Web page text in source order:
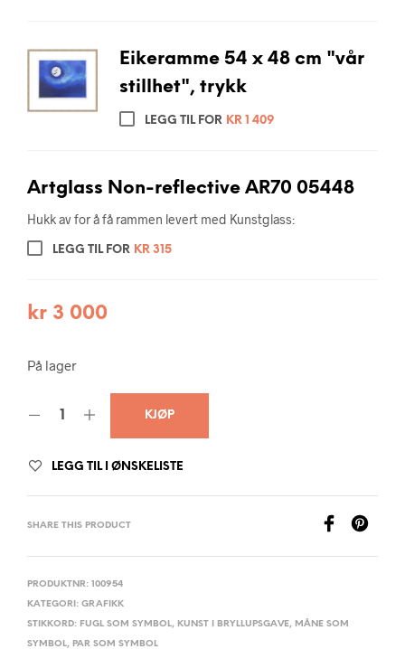
Eikeramme 54 x 48 cm "vår
stillhet", trykk
LEGG TIL FOR KR1 409
Artglass Non-reflective AR70 05448
Hukk av for å få rammen levert med Kunstglass:
LEGG TIL FOR KR 315
kr 3 000
På lager
KJØP
LEGG TIL I ØNSKELISTE
SHARE THIS PRODUCT
PRODUKTNR: 100954
KATEGORI: GRAFIKK
STIKKORD: FUGL SOM SYMBOL, KUNST I BRYLLUPSGAVE, MÅNE SOM
SYMBOL, PAR SOM SYMBOL